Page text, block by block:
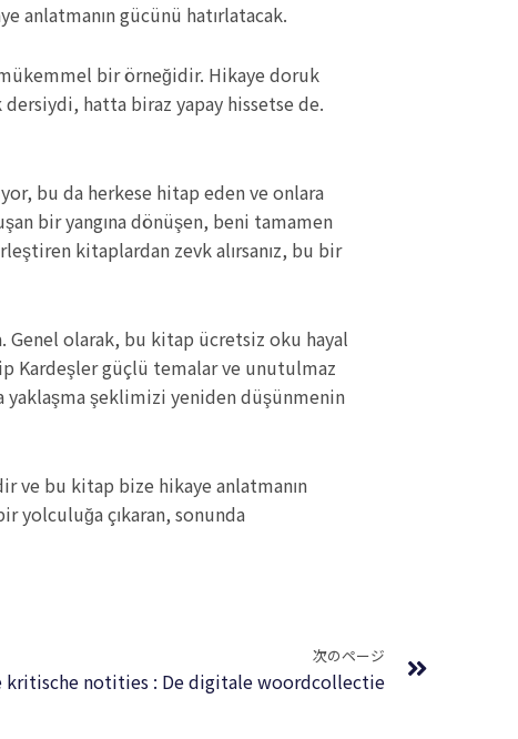
anlatmanın gücünü hatırlatacak.
bir örneğidir. Hikaye doruk
hatta biraz yapay hissetse de.
bu da herkese hitap eden ve onlara
bir yangına dönüşen, beni tamamen
kitaplardan zevk alırsanız, bu bir
Genel olarak, bu kitap ücretsiz oku hayal
Kardeşler güçlü temalar ve unutulmaz
yaklaşma şeklimizi yeniden düşünmenin
ve bu kitap bize hikaye anlatmanın
yolculuğa çıkaran, sonunda
次のページ
kritische notities : De digitale woordcollectie